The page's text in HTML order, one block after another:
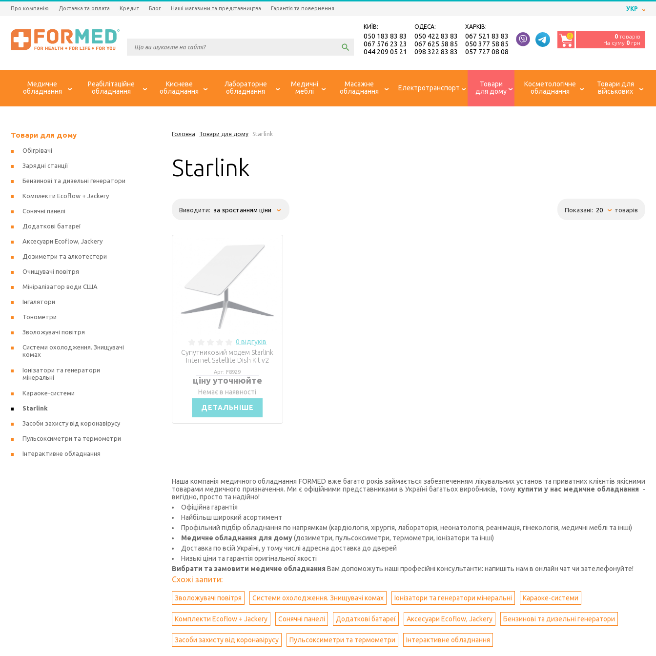
Про компанію Доставка та оплата Кредит Блог Наші магазини та представництва Гарантія та повернення УКР
КИЇВ:
050 183 83 83
067 576 23 23
044 209 05 21
ОДЕСА:
050 422 83 83
067 625 58 85
098 322 83 83
ХАРКІВ:
067 521 83 83
050 377 58 85
057 727 08 08
0 0 товарів
На суму 0 грн
Медичне
обладнання
Реабілітаційне
обладнання
Кисневе
обладнання
Лабораторне
обладнання
Медичні
меблі
Масажне
обладнання
Електротранспорт
Товари
для дому
Косметологічне
обладнання
Товари для
військових
Головна Товари для дому Starlink
Starlink
Виводити: Показані: товарів
0 відгуків
Супутниковий модем Starlink
Internet Satellite Dish Kit v2
Арт: F8929
ціну уточнюйте
Немає в наявності
ДЕТАЛЬНІШЕ
Наша компанія медичного обладнання FORMED вже багато років займається забезпеченням лікувальних установ та приватних клієнтів якісними
товарами медичного призначення. Ми є офіційними представниками в Україні багатьох виробників, тому купити у нас медичне обладнання
-
вигідно, просто та надійно!
Офіційна гарантія
Найбільш широкий асортимент
Профільний підбір обладнання по напрямкам (кардіологія, хірургія, лабораторія, неонатологія, реанімація, гінекологія, медичні меблі та інші)
Медичне обладнання для дому(дозиметри, пульсоксиметри, термометри, іонізатори та інші)
Доставка по всій Україні, у тому числі адресна доставка до дверей
Низькі ціни та гарантія оригінальної якості
Вибрати та замовити медичне обладнання Вам допоможуть наші професійні консультанти: напишіть нам в онлайн чат чи зателефонуйте!
Схожі запити:
Зволожувачі повітря Системи охолодження. Знищувачі комах Іонізатори та генератори мінеральні Караоке-системи
Комплекти Ecoflow + Jackery Сонячні панелі Додаткові батареї Аксесуари Ecoflow, Jackery Бензинові та дизельні генератори
Засоби захисту від коронавірусу Пульсоксиметри та термометри Інтерактивне обладнання
Товари для дому
Обігрівачі
Зарядні станції
Бензинові та дизельні генератори
Комплекти Ecoflow + Jackery
Сонячні панелі
Додаткові батареї
Аксесуари Ecoflow, Jackery
Дозиметри та алкотестери
Очищувачі повітря
Мініралізатор води США
Інгалятори
Тонометри
Зволожувачі повітря
Системи охолодження. Знищувачі
комах
Іонізатори та генератори
мінеральні
Караоке-системи
Starlink
Засоби захисту від коронавірусу
Пульсоксиметри та термометри
Інтерактивне обладнання